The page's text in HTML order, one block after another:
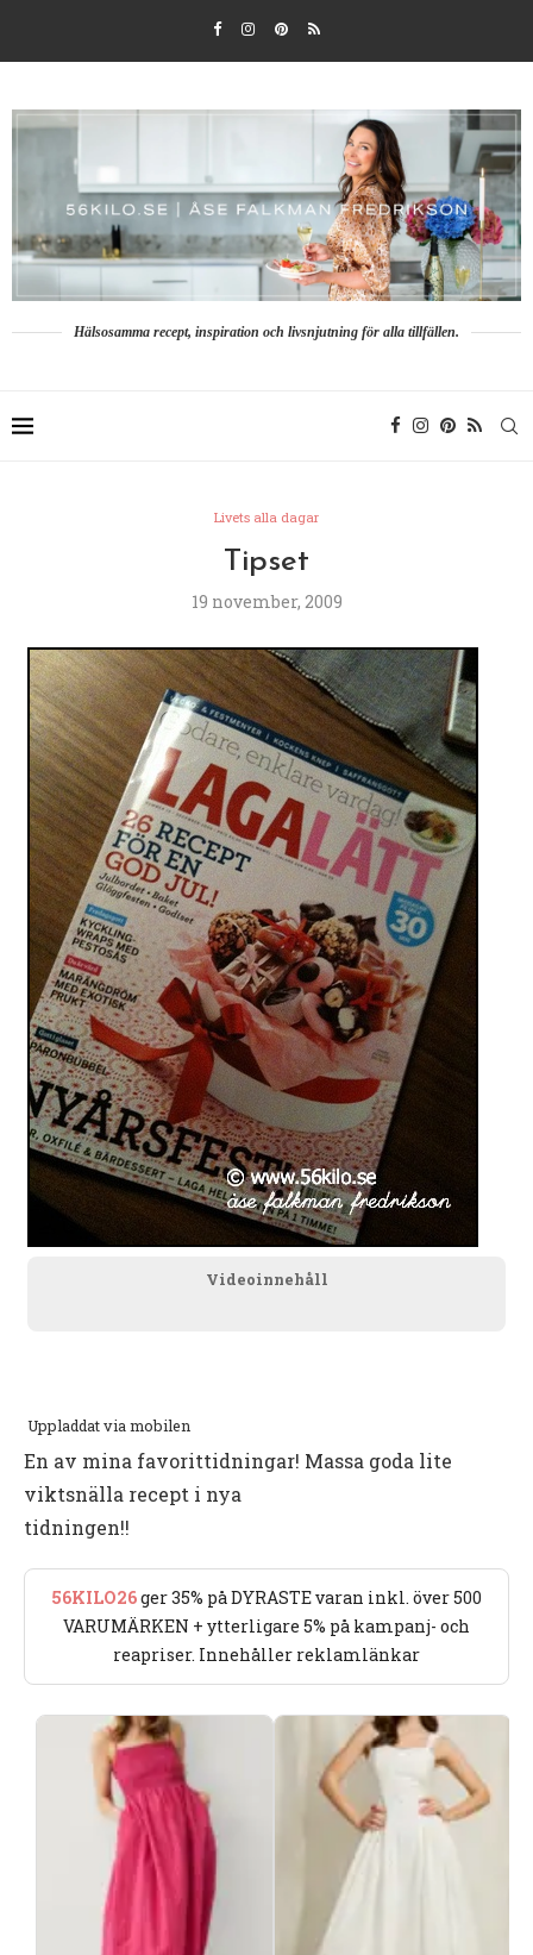
Hälsosamma recept, inspiration och livsnjutning för alla tillfällen.
Livets alla dagar
Tipset
19 november, 2009
Videoinnehåll
Uppladdat via mobilen
En av mina favorittidningar! Massa goda lite
viktsnälla recept i nya
tidningen!!
56KILO26ger 35% på DYRASTE varan inkl. över 500
VARUMÄRKEN + ytterligare 5% på kampanj- och
reapriser. Innehåller reklamlänkar